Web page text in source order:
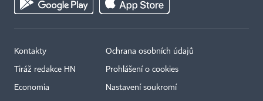
Kontakty
Tiráž redakce HN
Economia
Ochrana osobních údajů
Prohlášení o cookies
Nastavení soukromí